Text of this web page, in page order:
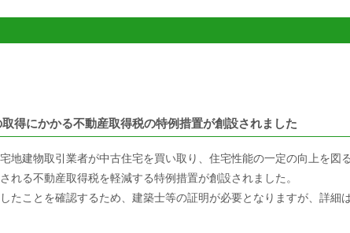
得にかかる不動産取得税の特例措置が創設されました
地建物取引業者が中古住宅を買い取り、住宅性能の一定の向上を図
れる不動産取得税を軽減する特例措置が創設されました。
たことを確認するため、建築士等の証明が必要となりますが、詳細